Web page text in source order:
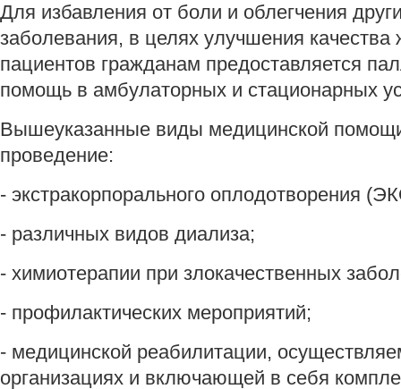
Для избавления от боли и облегчения
заболевания, в целях улучшения
пациентов гражданам предоставляется
помощь в амбулаторных и стационарных
Вышеуказанные виды медицинской
проведение:
- экстракорпорального оплодотворения
- различных видов диализа;
- химиотерапии при злокачественных
- профилактических мероприятий;
- медицинской реабилитации,
организациях и включающей в себя